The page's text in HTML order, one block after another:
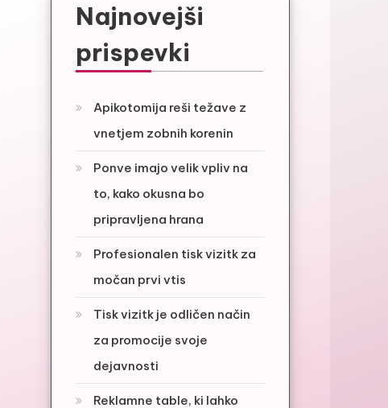
Najnovejši
prispevki
Apikotomija reši težave z
vnetjem zobnih korenin
Ponve imajo velik vpliv na
to, kako okusna bo
pripravljena hrana
Profesionalen tisk vizitk za
močan prvi vtis
Tisk vizitk je odličen način
za promocije svoje
dejavnosti
Reklamne table, ki lahko